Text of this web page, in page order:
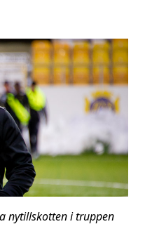
nytillskotten i truppen